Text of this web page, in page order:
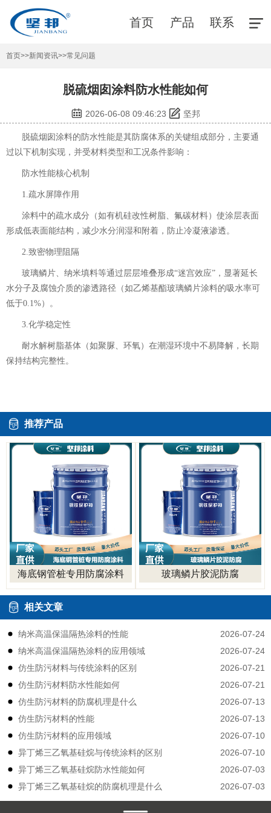
首页 产品 联系
首页>>新闻资讯>>常见问题
脱硫烟囱涂料防水性能如何
2026-06-08 09:46:23 坚邦
脱硫烟囱涂料的防水性能是其防腐体系的关键组成部分，主要通
过以下机制实现，并受材料类型和工况条件影响：
防水性能核心机制
1.疏水屏障作用
涂料中的疏水成分（如有机硅改性树脂、氟碳材料）使涂层表面
形成低表面能结构，减少水分润湿和附着，防止冷凝液渗透。
2.致密物理阻隔
玻璃鳞片、纳米填料等通过层层堆叠形成“迷宫效应”，显著延长
水分子及腐蚀介质的渗透路径（如乙烯基酯玻璃鳞片涂料的吸水率可
低于0.1%）。
3.化学稳定性
耐水解树脂基体（如聚脲、环氧）在潮湿环境中不易降解，长期
保持结构完整性。
推荐产品
海底钢管桩专用防腐涂料 玻璃鳞片胶泥防腐
相关文章
2026-07-24
纳米高温保温隔热涂料的性能
2026-07-24
纳米高温保温隔热涂料的应用领域
2026-07-21
仿生防污材料与传统涂料的区别
2026-07-21
仿生防污材料防水性能如何
2026-07-13
仿生防污材料的防腐机理是什么
2026-07-13
仿生防污材料的性能
2026-07-10
仿生防污材料的应用领域
2026-07-10
异丁烯三乙氧基硅烷与传统涂料的区别
2026-07-03
异丁烯三乙氧基硅烷防水性能如何
2026-07-03
异丁烯三乙氧基硅烷的防腐机理是什么